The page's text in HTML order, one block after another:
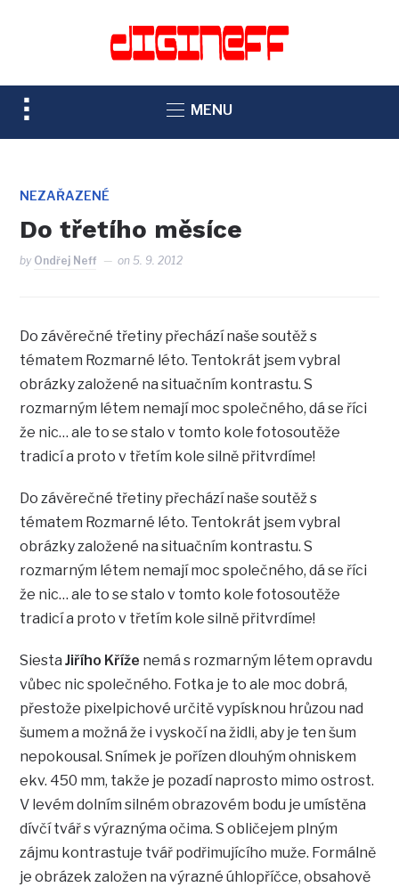
TOGGLE
SIDEBAR
NAVIGATION
MENU
NEZAŘAZENÉ
Do třetího měsíce
by Ondřej Neff on5. 9. 2012
Do závěrečné třetiny přechází naše soutěž s
tématem Rozmarné léto. Tentokrát jsem vybral
obrázky založené na situačním kontrastu. S
rozmarným létem nemají moc společného, dá se říci
že nic… ale to se stalo v tomto kole fotosoutěže
tradicí a proto v třetím kole silně přitvrdíme!
Do závěrečné třetiny přechází naše soutěž s
tématem Rozmarné léto. Tentokrát jsem vybral
obrázky založené na situačním kontrastu. S
rozmarným létem nemají moc společného, dá se říci
že nic… ale to se stalo v tomto kole fotosoutěže
tradicí a proto v třetím kole silně přitvrdíme!
SiestaJiřího Kříže nemá s rozmarným létem opravdu
vůbec nic společného. Fotka je to ale moc dobrá,
přestože pixelpichové určitě vypísknou hrůzou nad
šumem a možná že i vyskočí na židli, aby je ten šum
nepokousal. Snímek je pořízen dlouhým ohniskem
ekv. 450 mm, takže je pozadí naprosto mimo ostrost.
V levém dolním silném obrazovém bodu je umístěna
dívčí tvář s výraznýma očima. S obličejem plným
zájmu kontrastuje tvář podřimujícího muže. Formálně
je obrázek založen na výrazné úhlopříčce, obsahově